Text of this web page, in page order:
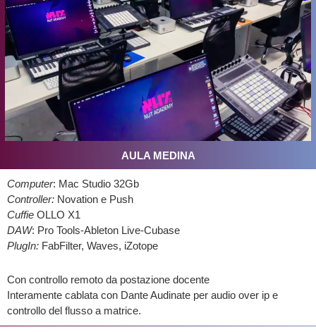
AULA MEDINA
Computer: Mac Studio 32Gb
Controller: Novation e Push
Cuffie OLLO X1
DAW: Pro Tools-Ableton Live-Cubase
PlugIn: FabFilter, Waves, iZotope
Con controllo remoto da postazione docente
Interamente cablata con Dante Audinate per audio over ip e
controllo del flusso a matrice.